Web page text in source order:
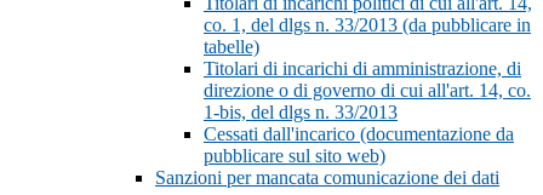
co. 1, del dlgs n. 33/2013 (da pubblicare in
tabelle)
Titolari di incarichi di amministrazione, di
direzione o di governo di cui all'art. 14, co.
1-bis, del dlgs n. 33/2013
Cessati dall'incarico (documentazione da
pubblicare sul sito web)
Sanzioni per mancata comunicazione dei dati